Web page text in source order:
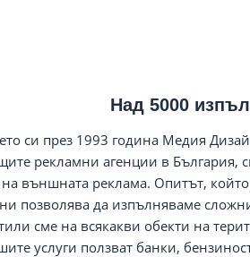
Над 5000
си през 1993 година Медия
рекламни агенции в България,
на външната реклама. Опитът,
позволява да изпълняваме
сме на всякакви обекти на
услуги ползват банки,